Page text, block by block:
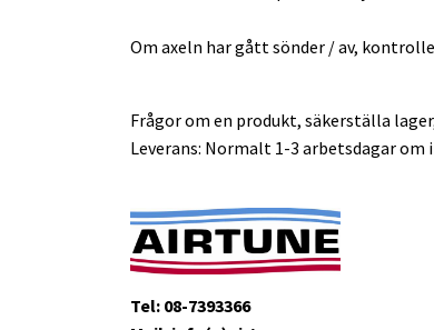
Om axeln har gått sönder / av,
Frågor om en produkt, säkerställa
Leverans: Normalt 1-3 arbetsdagar
Tel: 08-7393366